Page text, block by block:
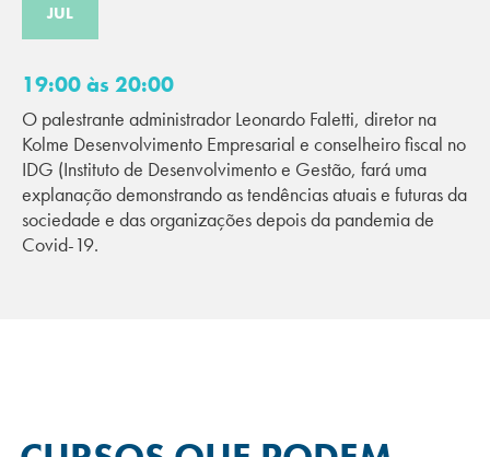
JUL
19:00 às 20:00
O palestrante administrador Leonardo Faletti, diretor na
Kolme Desenvolvimento Empresarial e conselheiro fiscal no
IDG (Instituto de Desenvolvimento e Gestão, fará uma
explanação demonstrando as tendências atuais e futuras da
sociedade e das organizações depois da pandemia de
Covid-19.